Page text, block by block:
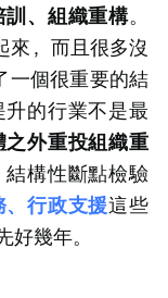
、組織重構。
來，而且很多沒
一個很重要的結
的行業不是最
外重投組織重
結構性斷點檢驗
、行政支援這些
幾年。